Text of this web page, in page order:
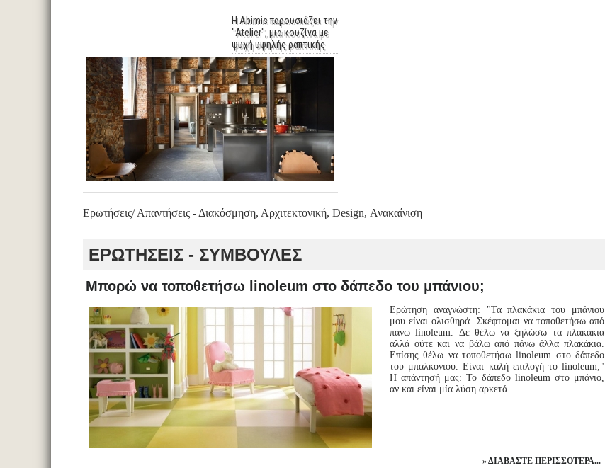
Η Abimis παρουσιάζει την
"Atelier", μια κουζίνα με
ψυχή υψηλής ραπτικής
Ερωτήσεις/ Απαντήσεις - Διακόσμηση, Αρχιτεκτονική, Design, Ανακαίνιση
ΕΡΩΤΗΣΕΙΣ - ΣΥΜΒΟΥΛΕΣ
Μπορώ να τοποθετήσω linoleum στο δάπεδο του μπάνιου;
Ερώτηση αναγνώστη: "Τα πλακάκια του μπάνιου
μου είναι ολισθηρά. Σκέφτομαι να τοποθετήσω από
πάνω linoleum. Δε θέλω να ξηλώσω τα πλακάκια
αλλά ούτε και να βάλω από πάνω άλλα πλακάκια.
Επίσης θέλω να τοποθετήσω linoleum στο δάπεδο
του μπαλκονιού. Είναι καλή επιλογή το linoleum;"
Η απάντησή μας: Το δάπεδο linoleum στο μπάνιο,
αν και είναι μία λύση αρκετά…
ΔΙΑΒΆΣΤΕ ΠΕΡΙΣΣΌΤΕΡΑ...